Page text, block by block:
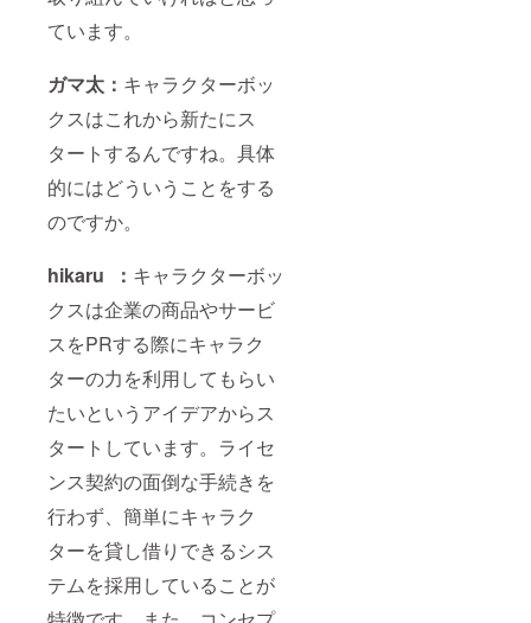
ています。
ガマ太： キャラクターボッ
クスはこれから新たにス
タートするんですね。具体
的にはどういうことをする
のですか。
hikaru ： キャラクターボッ
クスは企業の商品やサービ
スをPRする際にキャラク
ターの力を利用してもらい
たいというアイデアからス
タートしています。ライセ
ンス契約の面倒な手続きを
行わず、簡単にキャラク
ターを貸し借りできるシス
テムを採用していることが